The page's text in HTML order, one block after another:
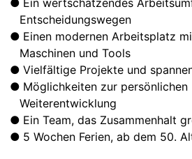
Ein wertschätzendes
Entscheidungswegen
Einen modernen Arbeitsplatz
Maschinen und Tools
Vielfältige Projekte und
Möglichkeiten zur persönlichen
Weiterentwicklung
Ein Team, das Zusammenhalt
5 Wochen Ferien, ab dem 50.